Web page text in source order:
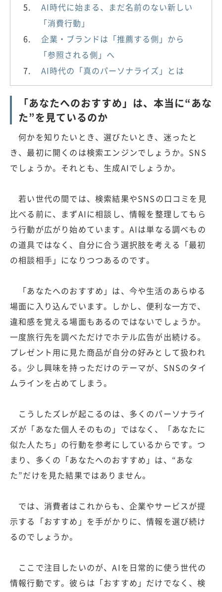
AI時代に始まる、まだ名前のない新しい
「消費行動」
企業・ブランドは「推薦する側」から
「参照される側」へ
AI時代の「真のパーソナライズ」とは
「あなたへのおすすめ」は、本当に“あな
た”を見ているのか
何かを知りたいとき、選びたいとき、迷ったと
き、最初に開くのは検索エンジンでしょうか。SNS
でしょうか。それとも、生成AIでしょうか。
若い世代の間では、検索結果やSNSの口コミを見
比べる前に、まずAIに相談し、情報を整理してもら
う行動が広がり始めています。AIは単なる調べもの
の道具ではなく、自分に合う選択肢を考える「最初
の相談相手」になりつつあるのです。
「あなたへのおすすめ」は、今や生活のあらゆる
場面に入り込んでいます。しかし、便利な一方で、
違和感を覚える場面もあるのではないでしょうか。
一度旅行先を調べただけでホテル広告が出続ける。
プレゼント用に見た商品が自分の好みとして扱われ
る。少し興味を持っただけのテーマが、SNSのタイ
ムラインを占めてしまう。
こうしたズレが起こるのは、多くのパーソナライ
ズが「あなた個人そのもの」ではなく、「あなたに
似た人たち」の行動を参考にしているからです。つ
まり、多くの「あなたへのおすすめ」は、“あな
た”だけを見た結果ではありません。
では、消費者はこれからも、企業やサービスが提
示する「おすすめ」を手がかりに、情報を選び続け
るのでしょうか。
ここで注目したいのが、AIを日常的に使う世代の
情報行動です。彼らは「おすすめ」だけでなく、検